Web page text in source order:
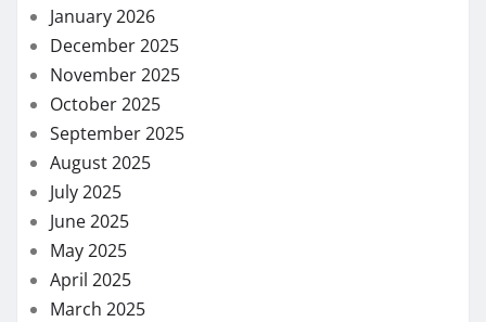
January 2026
December 2025
November 2025
October 2025
September 2025
August 2025
July 2025
June 2025
May 2025
April 2025
March 2025